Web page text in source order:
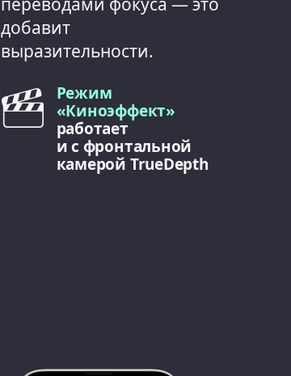
добавит
выразительности.
Режим
«Киноэффект»
работает
и с фронтальной
камерой TrueDepth